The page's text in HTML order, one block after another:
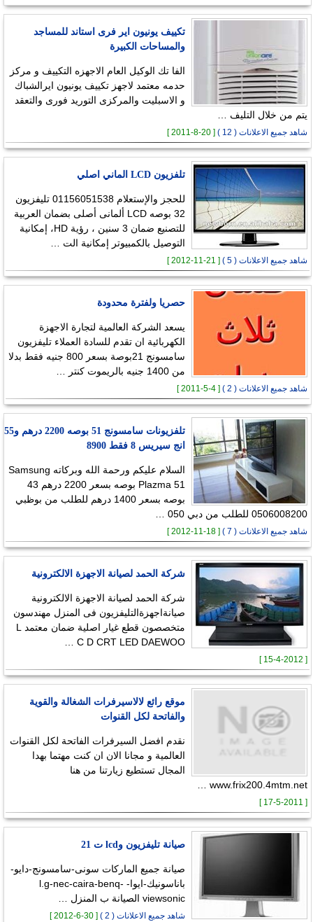
تكييف يونيون اير فرى استاند للمساجد
والمساحات الكبيرة
الفا تك الوكيل العام الاجهزه التكييف و مركز
حدمه معتمد لاجهز تكييف يونيون ايرالشباك
و الاسبليت والمركزى التوريد فورى والتعقد
يتم من خلال التليف …
شاهد جميع الاعلانات ( 12 ) [ 20-8-2011 ]
تلفزيون LCD الماني اصلي
للحجز والإستعلام 01156051538 تليفزيون
32 بوصه LCD ألمانى أصلى بضمان العربية
للتصنيع ضمان 3 سنين ، رؤية HD، إمكانية
التوصيل بالكمبيوتر إمكانية الت …
شاهد جميع الاعلانات ( 5 ) [ 21-11-2012 ]
حصريا ولفترة محدودة
يسعد الشركة العالمية لتجارة الاجهزة
الكهربائية ان تقدم للسادة العملاء تليفزيون
سامسونج 21بوصة بسعر 800 جنيه فقط بدلا
من 1400 جنيه بالريموت كنتر …
شاهد جميع الاعلانات ( 2 ) [ 4-5-2011 ]
تلفزيونات سامسونج 51 بوصه 2200 درهم و55
انج سيريس 8 فقط 8900
السلام عليكم ورحمة الله وبركاته Samsung
Plazma 51 بوصه بسعر 2200 درهم 43
بوصه بسعر 1400 درهم للطلب من بوظبي
0506008200 للطلب من دبي 050 …
شاهد جميع الاعلانات ( 7 ) [ 18-11-2012 ]
شركة الحمد لصيانة الاجهزة الالكترونية
شركة الحمد لصيانة الاجهزة الالكترونية
صيانةاجهزةالتليفزيون فى المنزل مهندسون
متخصصون قطع غيار اصلية ضمان معتمد L
C D CRT LED DAEWOO …
[ 15-4-2012 ]
موقع رائع لالاسيرفرات الشغالة والقوية
والفاتحة لكل القنوات
نقدم افضل السيرفرات الفاتحة لكل القنوات
العالمية و مجانا الان ان كنت مهتما بهدا
المجال تستطيع زيارتنا من هنا
www.frix200.4mtm.net …
[ 17-5-2011 ]
صيانة تليفزيون وlcd ت 21
صيانة جميع الماركات سونى-سامسونج-دايو-
باناسونيك-ايوا- l.g-nec-caira-benq-
viewsonic الصيانة ب المنزل …
شاهد جميع الاعلانات ( 2 ) [ 30-6-2012 ]